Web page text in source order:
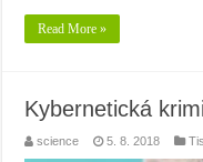
Read More »
Kybernetická
science 5. 8. 2018